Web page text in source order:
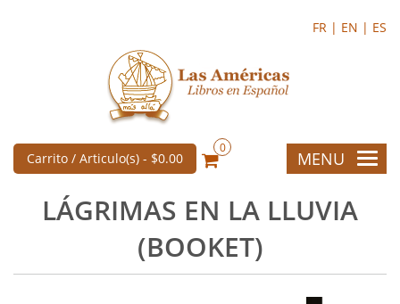
FR | EN | ES
Carrito / Articulo(s) - $0.00
0
MENU
LÁGRIMAS EN LA LLUVIA
(BOOKET)